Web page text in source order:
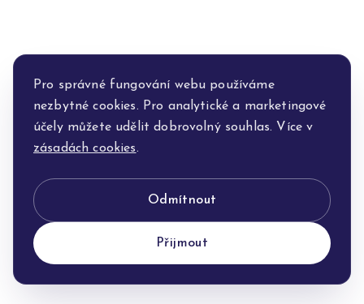
Pro správné fungování webu používáme
nezbytné cookies. Pro analytické a marketingové
účely můžete udělit dobrovolný souhlas. Více v
zásadách cookies.
Odmítnout
Přijmout